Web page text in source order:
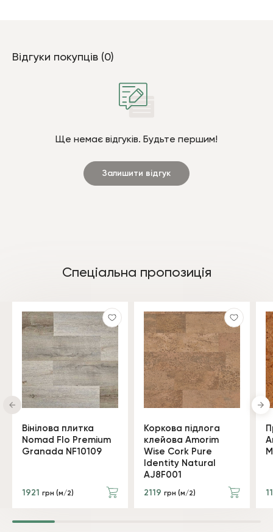
Відгуки покупців (0)
Ще немає відгуків. Будьте першим!
Залишити відгук
Спеціальна пропозиція
Вінілова плитка
Nomad Flo Premium
Granada NF10109
1921 грн (м/2)
Коркова підлога
клейова Amorim
Wise Cork Pure
Identity Natural
AJ8F001
2119 грн (м/2)